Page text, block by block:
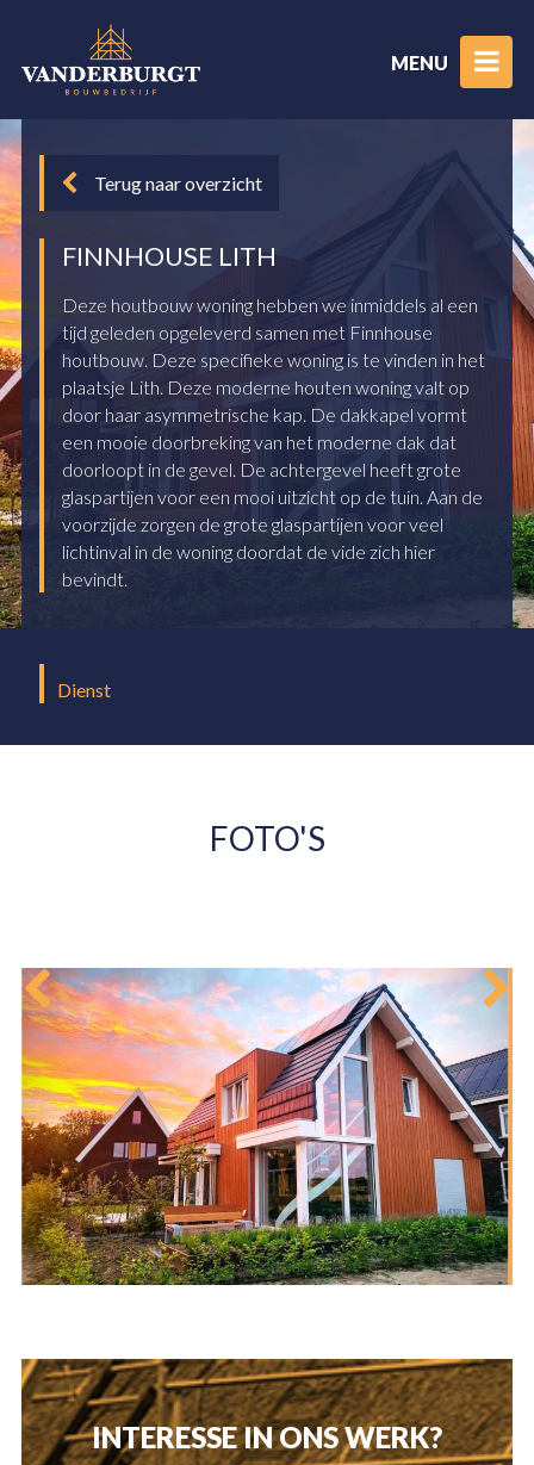
MENU
Terug naar overzicht
FINNHOUSE LITH
Deze houtbouw woning hebben we inmiddels al een
tijd geleden opgeleverd samen met Finnhouse
houtbouw. Deze specifieke woning is te vinden in het
plaatsje Lith. Deze moderne houten woning valt op
door haar asymmetrische kap. De dakkapel vormt
een mooie doorbreking van het moderne dak dat
doorloopt in de gevel. De achtergevel heeft grote
glaspartijen voor een mooi uitzicht op de tuin. Aan de
voorzijde zorgen de grote glaspartijen voor veel
lichtinval in de woning doordat de vide zich hier
bevindt.
Dienst
FOTO'S
INTERESSE IN ONS WERK?
HOME
ONS BEDRIJF
DIENSTEN
RENOVATIE
NIEUWBOUW
ONDERHOUD
INTERIEURBOUW
PROJECTEN
NIEUWS
CONTACT